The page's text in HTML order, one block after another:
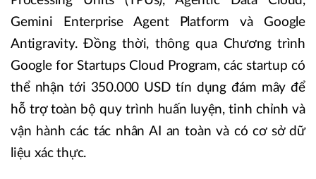
Gemini Enterprise Agent Platform và Google
Antigravity. Đồng thời, thông qua Chương trình
Google for Startups Cloud Program, các startup có
thể nhận tới 350.000 USD tín dụng đám mây để
hỗ trợ toàn bộ quy trình huấn luyện, tinh chỉnh và
vận hành các tác nhân AI an toàn và có cơ sở dữ
liệu xác thực.